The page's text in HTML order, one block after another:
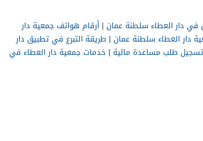
دار العطاء سلطنة عمان | أرقام هواتف جمعية دار
دار العطاء سلطنة عمان | طريقة التبرع في تطبيق دار
تسجيل طلب مساعدة مالية | خدمات جمعية دار العطاء في